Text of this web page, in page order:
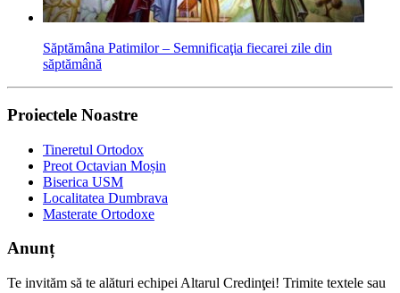
Săptămâna Patimilor – Semnificaţia fiecarei zile din
săptămână
Proiectele Noastre
Tineretul Ortodox
Preot Octavian Moșin
Biserica USM
Localitatea Dumbrava
Masterate Ortodoxe
Anunț
Te invităm să te alături echipei Altarul Credinţei! Trimite textele sau